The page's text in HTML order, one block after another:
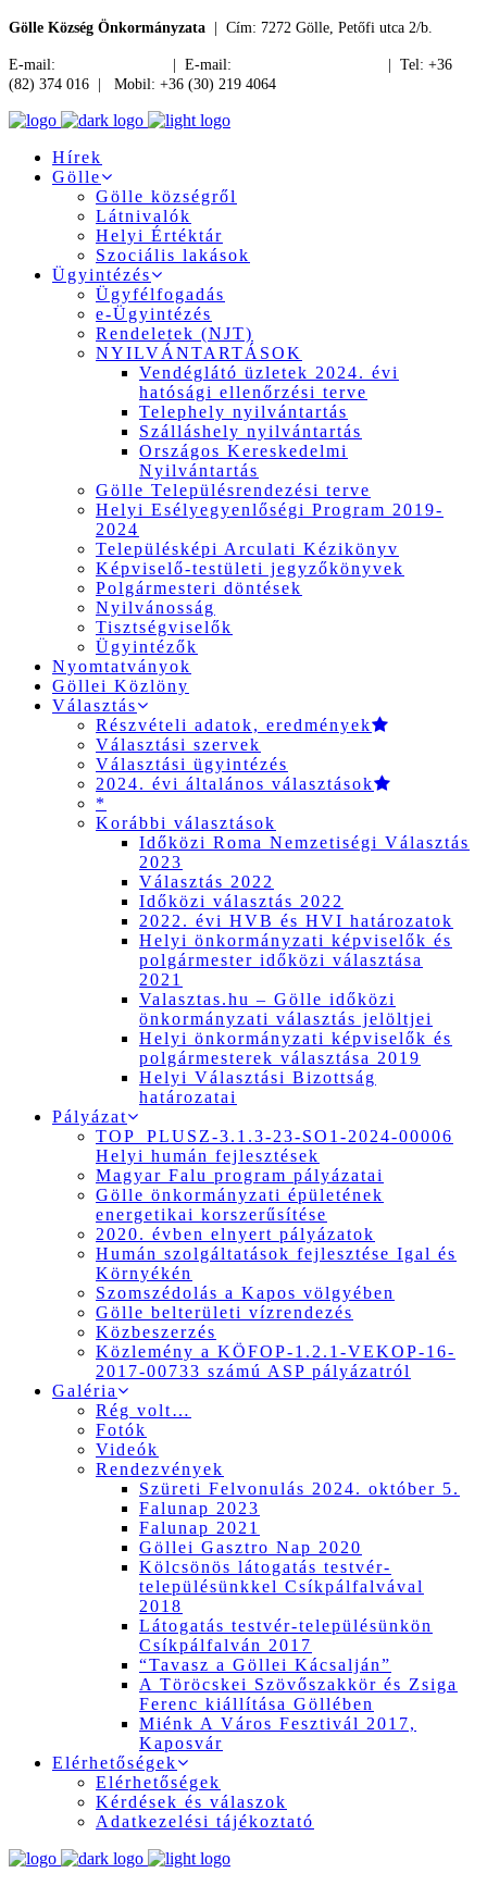
Gölle Község Önkormányzata | Cím: 7272 Gölle, Petőfi utca 2/b.
E-mail: | E-mail:
| Tel: +36
(82) 374 016 | Mobil: +36 (30) 219 4064
Hírek
Gölle
Gölle községről
Látnivalók
Helyi Értéktár
Szociális lakások
Ügyintézés
Ügyfélfogadás
e-Ügyintézés
Rendeletek (NJT)
NYILVÁNTARTÁSOK
Vendéglátó üzletek 2024. évi
hatósági ellenőrzési terve
Telephely nyilvántartás
Szálláshely nyilvántartás
Országos Kereskedelmi
Nyilvántartás
Gölle Településrendezési terve
Helyi Esélyegyenlőségi Program 2019-
2024
Településképi Arculati Kézikönyv
Képviselő-testületi jegyzőkönyvek
Polgármesteri döntések
Nyilvánosság
Tisztségviselők
Ügyintézők
Nyomtatványok
Göllei Közlöny
Választás
Részvételi adatok, eredmények
Választási szervek
Választási ügyintézés
2024. évi általános választások
*
Korábbi választások
Időközi Roma Nemzetiségi Választás
2023
Választás 2022
Időközi választás 2022
2022. évi HVB és HVI határozatok
Helyi önkormányzati képviselők és
polgármester időközi választása
2021
Valasztas.hu – Gölle időközi
önkormányzati választás jelöltjei
Helyi önkormányzati képviselők és
polgármesterek választása 2019
Helyi Választási Bizottság
határozatai
Pályázat
TOP_PLUSZ-3.1.3-23-SO1-2024-00006
Helyi humán fejlesztések
Magyar Falu program pályázatai
Gölle önkormányzati épületének
energetikai korszerűsítése
2020. évben elnyert pályázatok
Humán szolgáltatások fejlesztése Igal és
Környékén
Szomszédolás a Kapos völgyében
Gölle belterületi vízrendezés
Közbeszerzés
Közlemény a KÖFOP-1.2.1-VEKOP-16-
2017-00733 számú ASP pályázatról
Galéria
Rég volt…
Fotók
Videók
Rendezvények
Szüreti Felvonulás 2024. október 5.
Falunap 2023
Falunap 2021
Göllei Gasztro Nap 2020
Kölcsönös látogatás testvér-
településünkkel Csíkpálfalvával
2018
Látogatás testvér-településünkön
Csíkpálfalván 2017
“Tavasz a Göllei Kácsalján”
A Töröcskei Szövőszakkör és Zsiga
Ferenc kiállítása Göllében
Miénk A Város Fesztivál 2017,
Kaposvár
Elérhetőségek
Elérhetőségek
Kérdések és válaszok
Adatkezelési tájékoztató